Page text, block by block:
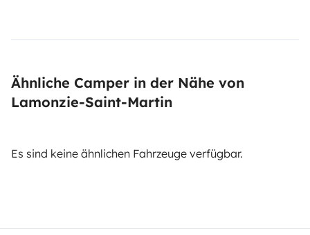
Ähnliche Camper in der Nähe von
Lamonzie-Saint-Martin
Es sind keine ähnlichen Fahrzeuge verfügbar.